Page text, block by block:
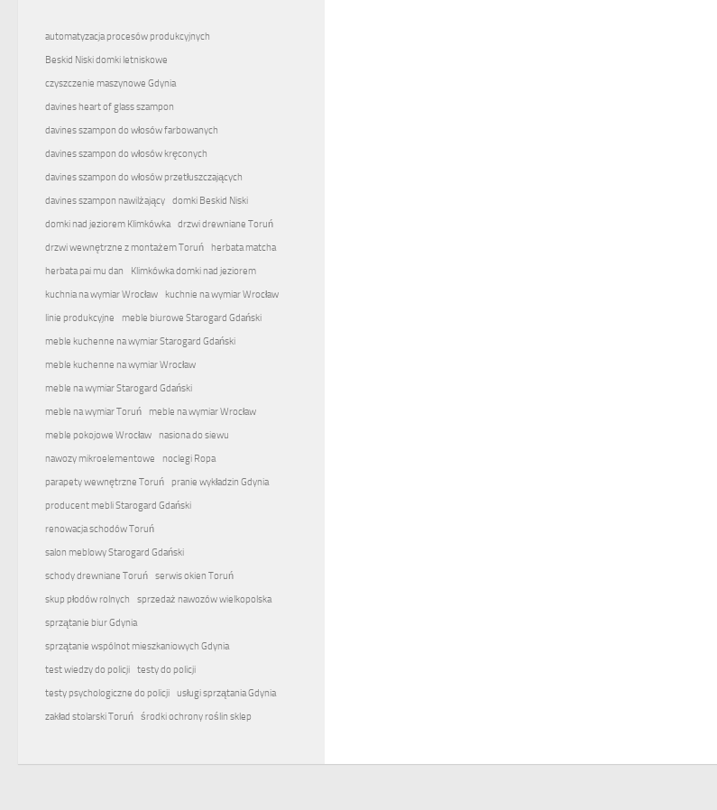
automatyzacja procesów produkcyjnych
Beskid Niski domki letniskowe
czyszczenie maszynowe Gdynia
davines heart of glass szampon
davines szampon do włosów farbowanych
davines szampon do włosów kręconych
davines szampon do włosów przetłuszczających
davines szampon nawilżający
domki Beskid Niski
domki nad jeziorem Klimkówka
drzwi drewniane Toruń
drzwi wewnętrzne z montażem Toruń
herbata matcha
herbata pai mu dan
Klimkówka domki nad jeziorem
kuchnia na wymiar Wrocław
kuchnie na wymiar Wrocław
linie produkcyjne
meble biurowe Starogard Gdański
meble kuchenne na wymiar Starogard Gdański
meble kuchenne na wymiar Wrocław
meble na wymiar Starogard Gdański
meble na wymiar Toruń
meble na wymiar Wrocław
meble pokojowe Wrocław
nasiona do siewu
nawozy mikroelementowe
noclegi Ropa
parapety wewnętrzne Toruń
pranie wykładzin Gdynia
producent mebli Starogard Gdański
renowacja schodów Toruń
salon meblowy Starogard Gdański
schody drewniane Toruń
serwis okien Toruń
skup płodów rolnych
sprzedaż nawozów wielkopolska
sprzątanie biur Gdynia
sprzątanie wspólnot mieszkaniowych Gdynia
test wiedzy do policji
testy do policji
testy psychologiczne do policji
usługi sprzątania Gdynia
zakład stolarski Toruń
środki ochrony roślin sklep